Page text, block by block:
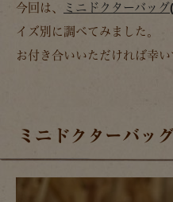
今回は、 ミニドクターバッ
イズ別に調べてみました。
お付き合いいただければ幸い
ミニドクターバッ